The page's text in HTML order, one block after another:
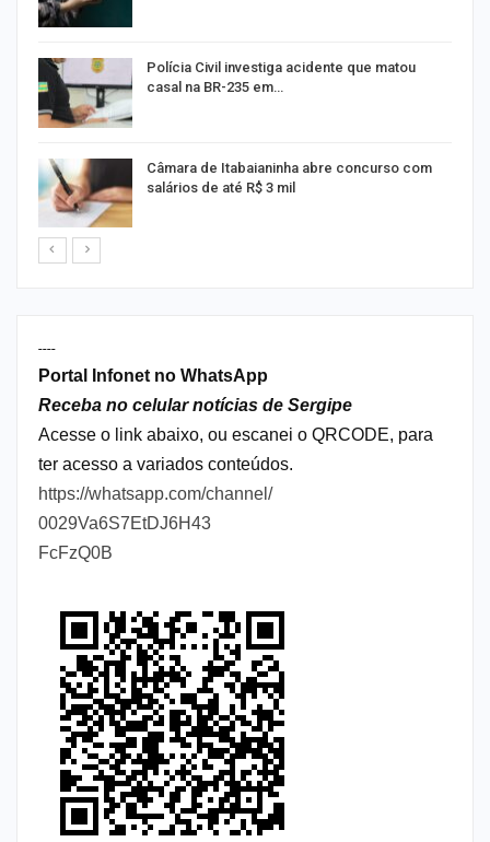
Polícia Civil investiga acidente que matou
casal na BR-235 em…
Câmara de Itabaianinha abre concurso com
salários de até R$ 3 mil
----
Portal Infonet no WhatsApp
Receba no celular notícias de Sergipe
Acesse o link abaixo, ou escanei o QRCODE, para
ter acesso a variados conteúdos.
https://whatsapp.com/channel/
0029Va6S7EtDJ6H43
FcFzQ0B